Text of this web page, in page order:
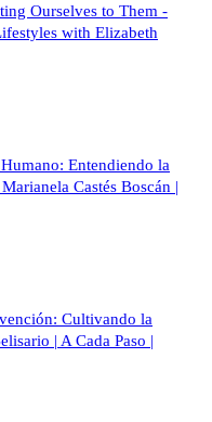
Ourselves to Them -
with Elizabeth
Entendiendo la
Castés Boscán |
Cultivando la
| A Cada Paso |